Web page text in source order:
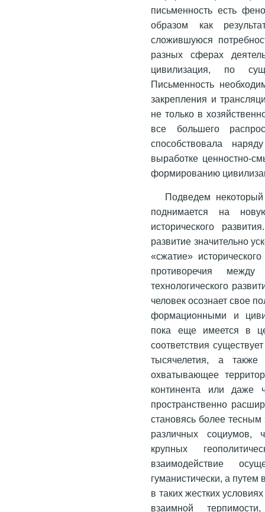
письменность есть
образом как
сложившуюся
разных сферах
цивилизация, по
Письменность
закрепления и
не только в
все большего
способствовала
выработке ценностно-
формированию
Подведем некоторый
поднимается на
исторического
развитие значительно
«сжатие»
противоречия между
технологического
человек осознает свое
формационными и
пока еще имеется в
соответствия
тысячелетия, а также
охватывающее
континента или даже
пространственно
становясь более тесным
различных социумов,
крупных
взаимодействие
гуманистически, а
в таких жестких
взаимной